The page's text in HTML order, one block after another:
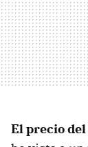
El precio